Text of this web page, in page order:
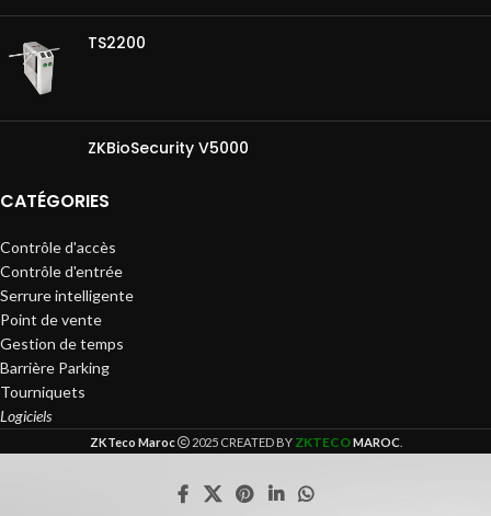
TS2200
ZKBioSecurity V5000
CATÉGORIES
Contrôle d'accès
Contrôle d'entrée
Serrure intelligente
Point de vente
Gestion de temps
Barrière Parking
Tourniquets
Logiciels
ZKTeco Maroc 2025 CREATED BYZKTECOMAROC.